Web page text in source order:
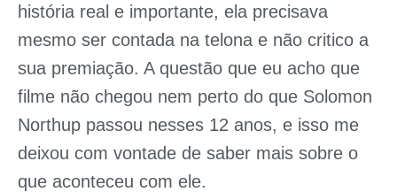
história real e importante, ela precisava
mesmo ser contada na telona e não critico a
sua premiação. A questão que eu acho que
filme não chegou nem perto do que Solomon
Northup passou nesses 12 anos, e isso me
deixou com vontade de saber mais sobre o
que aconteceu com ele.